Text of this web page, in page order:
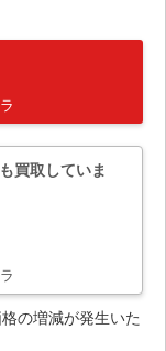
買取していま
の増減が発生いた